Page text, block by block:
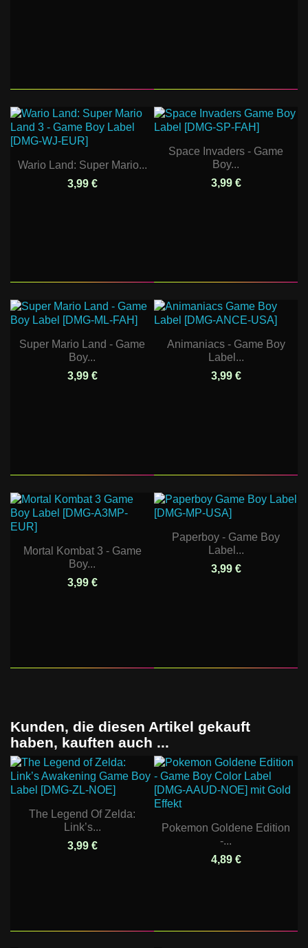
Wario Land: Super Mario...
3,99 €
Space Invaders - Game
Boy...
3,99 €
Super Mario Land - Game
Boy...
3,99 €
Animaniacs - Game Boy
Label...
3,99 €
Mortal Kombat 3 - Game
Boy...
3,99 €
Paperboy - Game Boy
Label...
3,99 €
Kunden, die diesen Artikel gekauft
haben, kauften auch ...
The Legend Of Zelda:
Link’s...
3,99 €
Pokemon Goldene Edition
-...
4,89 €